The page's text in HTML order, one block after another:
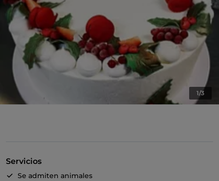
1/3
Servicios
Se admiten animales